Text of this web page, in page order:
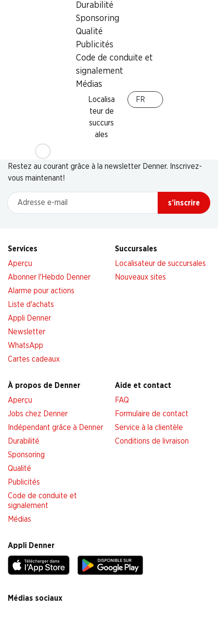
Durabilité
Sponsoring
Qualité
Publicités
Code de conduite et
signalement
Médias
Localisa
teur de
succurs
ales
FR
Newsletter
Restez au courant grâce à la newsletter Denner. Inscrivez-
vous maintenant!
Adresse e-mail
s’inscrire
Services
Aperçu
Abonner l'Hebdo Denner
Alarme pour actions
Liste d'achats
Appli Denner
Newsletter
WhatsApp
Cartes cadeaux
Succursales
Localisateur de succursales
Nouveaux sites
À propos de Denner
Aperçu
Jobs chez Denner
Indépendant grâce à Denner
Durabilité
Sponsoring
Qualité
Publicités
Code de conduite et
signalement
Médias
Aide et contact
FAQ
Formulaire de contact
Service à la clientèle
Conditions de livraison
Appli Denner
Médias sociaux